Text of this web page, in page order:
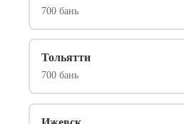
700 бань
Тольятти
700 бань